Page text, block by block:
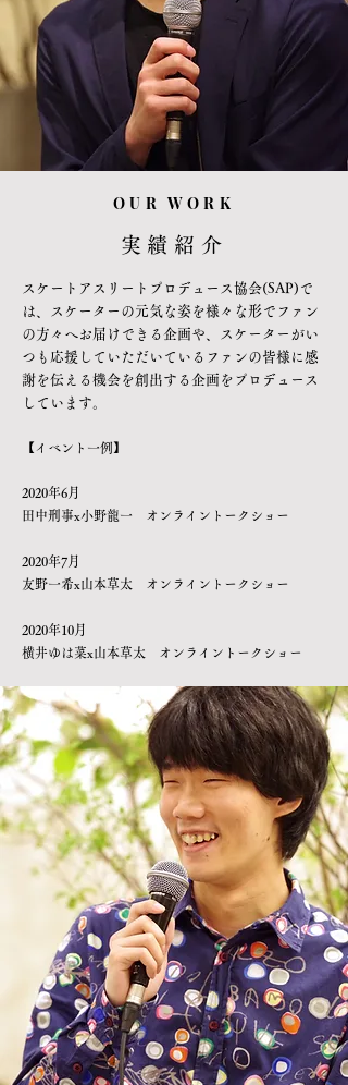
OUR WORK
実績紹介
スケートアスリートプロデュース協会(SAP)で
は、スケーターの元気な姿を様々な形でファン
の方々へお届けできる企画や、スケーターがい
つも応援していただいているファンの皆様に感
謝を伝える機会を創出する企画をプロデュース
しています。
【イベント一例】
2020年6月
田中刑事x小野龍一 オンライントークショー
2020年7月
友野一希x山本草太 オンライントークショー
2020年10月
​横井ゆは菜x山本草太 オンライントークショー